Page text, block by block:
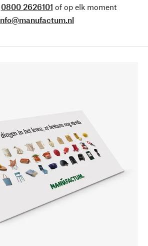
0800 2626101 of op elk moment